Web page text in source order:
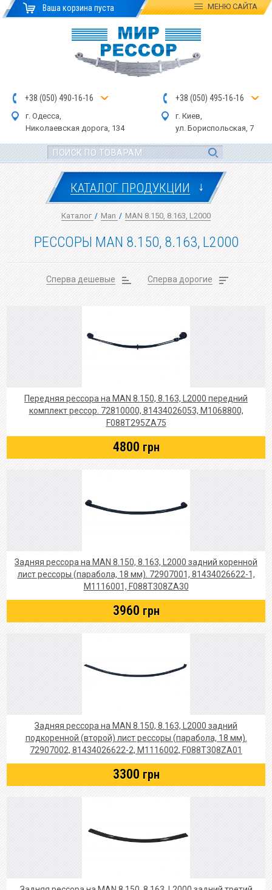
Ваша корзина пуста МЕНЮСАЙТА
+38 (050) 490-16-16
г. Одесса,
Николаевская дорога, 134
+38 (050) 495-16-16
г. Киев,
ул. Бориспольская, 7
КАТАЛОГ ПРОДУКЦИИ ↓
Каталог / Man / MAN 8.150, 8.163, L2000
РЕССОРЫ MAN 8.150, 8.163, L2000
Сперва дешевые Сперва дорогие
Передняя рессора на MAN 8.150, 8.163, L2000 передний
комплект рессор. 72810000, 81434026053, M1068800,
F088T295ZA75
4800 грн
Задняя рессора на MAN 8.150, 8.163, L2000 задний коренной
лист рессоры (парабола, 18 мм). 72907001, 81434026622-1,
M1116001, F088T308ZA30
3960 грн
Задняя рессора на MAN 8.150, 8.163, L2000 задний
подкоренной (второй) лист рессоры (парабола, 18 мм).
72907002, 81434026622-2, M1116002, F088T308ZA01
3300 грн